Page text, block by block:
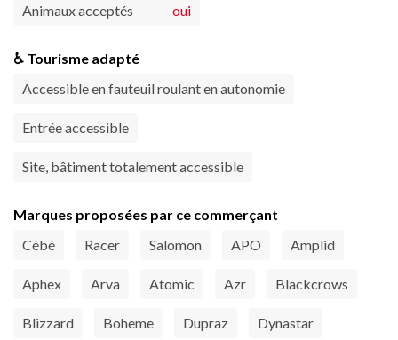
Animaux acceptés
oui
♿ Tourisme adapté
Accessible en fauteuil roulant en autonomie
Entrée accessible
Site, bâtiment totalement accessible
Marques proposées par ce commerçant
Cébé
Racer Salomon APO Amplid
Aphex Arva Atomic Azr Blackcrows
Blizzard Boheme Dupraz Dynastar